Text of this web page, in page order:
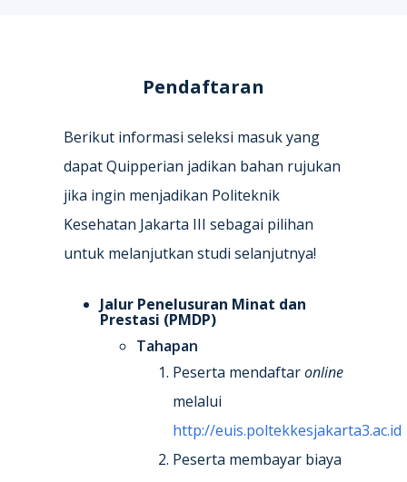
Pendaftaran
Berikut informasi seleksi masuk yang
dapat Quipperian jadikan bahan rujukan
jika ingin menjadikan Politeknik
Kesehatan Jakarta III sebagai pilihan
untuk melanjutkan studi selanjutnya!
Jalur Penelusuran Minat dan
Prestasi (PMDP)
Tahapan
Peserta mendaftaronline
melalui
http://euis.poltekkesjakarta3.ac.id
Peserta membayar biaya